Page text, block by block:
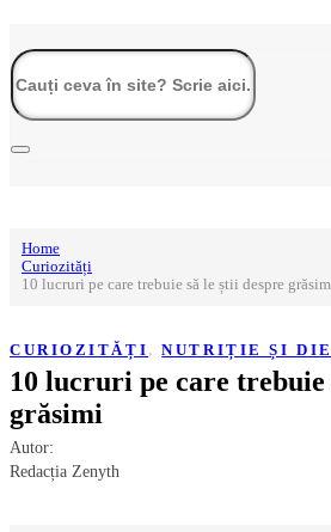
Home
Curiozități
10 lucruri pe care trebuie să le știi despre
CURIOZITĂȚI ,NUTRIȚIE ȘI
10 lucruri pe care trebuie
grăsimi
Autor:
Redacția Zenyth